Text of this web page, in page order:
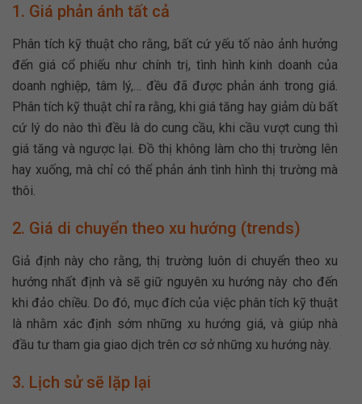
1. Giá phản ánh tất cả
Phân tích kỹ thuật cho rằng, bất cứ yếu tố nào ảnh hưởng
đến giá cổ phiếu như chính trị, tình hình kinh doanh của
doanh nghiệp, tâm lý,… đều đã được phản ánh trong giá.
Phân tích kỹ thuật chỉ ra rằng, khi giá tăng hay giảm dù bất
cứ lý do nào thì đều là do cung cầu, khi cầu vượt cung thì
giá tăng và ngược lại. Đồ thị không làm cho thị trường lên
hay xuống, mà chỉ có thể phản ánh tình hình thị trường mà
thôi.
2. Giá di chuyển theo xu hướng (trends)
Giả định này cho rằng, thị trường luôn di chuyển theo xu
hướng nhất định và sẽ giữ nguyên xu hướng này cho đến
khi đảo chiều. Do đó, mục đích của việc phân tích kỹ thuật
là nhằm xác định sớm những xu hướng giá, và giúp nhà
đầu tư tham gia giao dịch trên cơ sở những xu hướng này.
3. Lịch sử sẽ lặp lại